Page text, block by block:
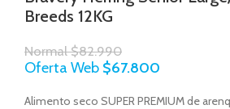
Breeds 12KG
Normal$82.990
Oferta Web $67.800
Alimento seco SUPER PREMIUM de